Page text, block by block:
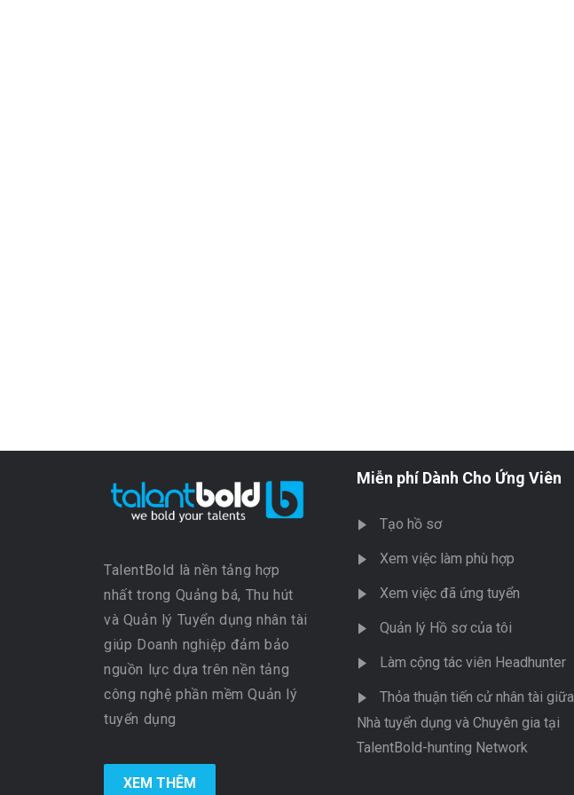
TalentBold là nền tảng hợp
nhất trong Quảng bá, Thu hút
và Quản lý Tuyển dụng nhân tài
giúp Doanh nghiệp đảm bảo
nguồn lực dựa trên nền tảng
công nghệ phần mềm Quản lý
tuyển dụng
XEM THÊM
Miễn phí Dành Cho Ứng Viên
Tạo hồ sơ
Xem việc làm phù hợp
Xem việc đã ứng tuyển
Quản lý Hồ sơ của tôi
Làm cộng tác viên Headhunter
Thỏa thuận tiến cử nhân tài giữa
Nhà tuyển dụng và Chuyên gia tại
TalentBold-hunting Network